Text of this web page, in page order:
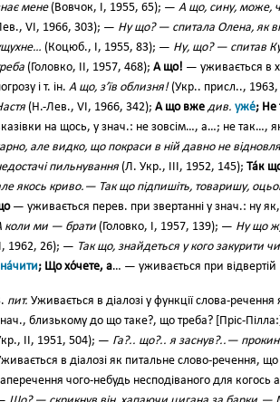
мене(Вовчок, І, 1955, 65); — А що, сину, може,
VI, 1966, 303); — Ну що? — спитала Олена, як
(Коцюб., І, 1955, 83); — Ну, що? — спитав
(Головко, II, 1957, 468); А що! — уживається в
і т. ін. А що, з’їв облизня!(Укр.. присл..,
(Н.-Лев., VI, 1966, 342); А що вже див. уже́; Не
на щось, у знач.: не зовсім…, а…; не
але видко, що покраси в ній давно не
пильнування (Л. Укр., III, 1952, 145); Та́к
якось криво.— Так що підпишіть, товаришу,
— уживається перев. при звертанні у знач.: ну
коли ми — брати (Головко, І, 1957, 139); — Ну що
1962, 26); — Так що, знайдеться у кого закурити чи
; Що хо́чете, а… — уживається при відвертій
пит. Уживається в діалозі у функції слова-
близькому до що таке?, що треба? [Пріс-
II, 1951, 504); — Га?.. що?.. я заснув?..—
в діалозі як питальне слово-речення,
чого-небудь несподіваного для